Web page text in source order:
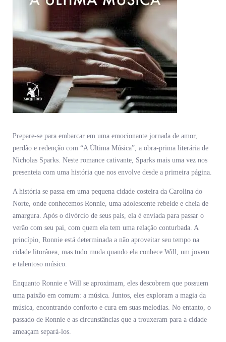
Prepare-se para embarcar em uma emocionante jornada de amor,
perdão e redenção com “A Última Música”, a obra-prima literária de
Nicholas Sparks. Neste romance cativante, Sparks mais uma vez nos
presenteia com uma história que nos envolve desde a primeira página.
A história se passa em uma pequena cidade costeira da Carolina do
Norte, onde conhecemos Ronnie, uma adolescente rebelde e cheia de
amargura. Após o divórcio de seus pais, ela é enviada para passar o
verão com seu pai, com quem ela tem uma relação conturbada. A
princípio, Ronnie está determinada a não aproveitar seu tempo na
cidade litorânea, mas tudo muda quando ela conhece Will, um jovem
e talentoso músico.
Enquanto Ronnie e Will se aproximam, eles descobrem que possuem
uma paixão em comum: a música. Juntos, eles exploram a magia da
música, encontrando conforto e cura em suas melodias. No entanto, o
passado de Ronnie e as circunstâncias que a trouxeram para a cidade
ameaçam separá-los.